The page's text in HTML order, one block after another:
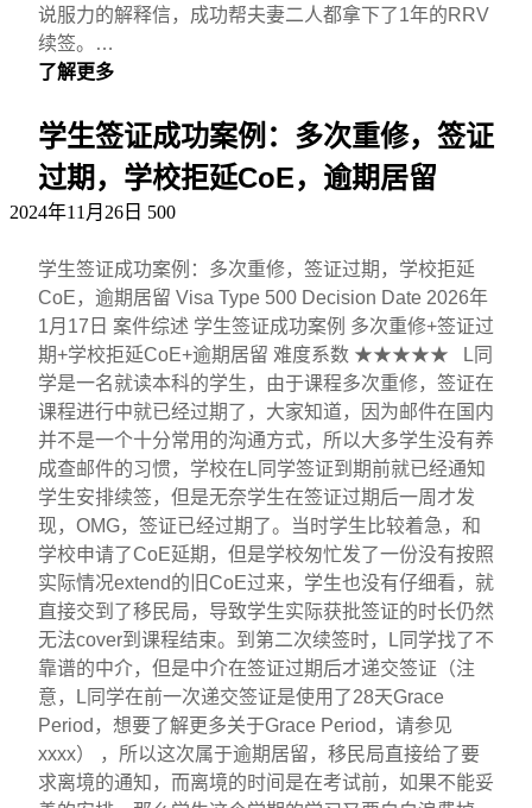
说服力的解释信，成功帮夫妻二人都拿下了1年的RRV
续签。…
了解更多
学生签证成功案例：多次重修，签证
过期，学校拒延CoE，逾期居留
2024年11月26日 500
学生签证成功案例：多次重修，签证过期，学校拒延
CoE，逾期居留 Visa Type 500 Decision Date 2026年
1月17日 案件综述 学生签证成功案例 多次重修+签证过
期+学校拒延CoE+逾期居留 难度系数 ★★★★★ L同
学是一名就读本科的学生，由于课程多次重修，签证在
课程进行中就已经过期了，大家知道，因为邮件在国内
并不是一个十分常用的沟通方式，所以大多学生没有养
成查邮件的习惯，学校在L同学签证到期前就已经通知
学生安排续签，但是无奈学生在签证过期后一周才发
现，OMG，签证已经过期了。当时学生比较着急，和
学校申请了CoE延期，但是学校匆忙发了一份没有按照
实际情况extend的旧CoE过来，学生也没有仔细看，就
直接交到了移民局，导致学生实际获批签证的时长仍然
无法cover到课程结束。到第二次续签时，L同学找了不
靠谱的中介，但是中介在签证过期后才递交签证（注
意，L同学在前一次递交签证是使用了28天Grace
Period，想要了解更多关于Grace Period，请参见
xxxx） ，所以这次属于逾期居留，移民局直接给了要
求离境的通知，而离境的时间是在考试前，如果不能妥